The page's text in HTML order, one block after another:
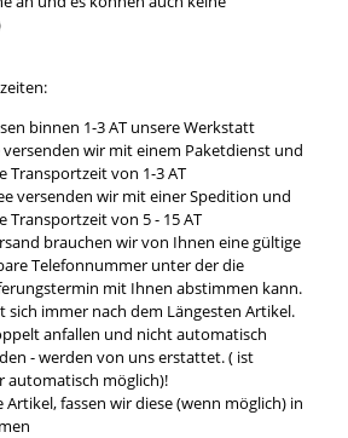
binnen 1-3 AT unsere Werkstatt
versenden wir mit einem Paketdienst und
Transportzeit von 1-3 AT
versenden wir mit einer Spedition und
Transportzeit von 5 - 15 AT
brauchen wir von Ihnen eine gültige
Telefonnummer unter der die
mit Ihnen abstimmen kann.
sich immer nach dem Längesten Artikel.
anfallen und nicht automatisch
- werden von uns erstattet. ( ist
automatisch möglich)!
fassen wir diese (wenn möglich) in